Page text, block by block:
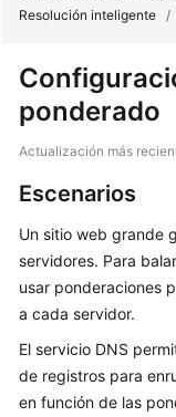
general
del
iniciales
Guía
del
usuario
Zonas
públicas
Resolución inteligente /
ponderado
Actualización más
Escenarios
Un sitio web grande
servidores. Para
usar ponderaciones
a cada servidor.
El servicio DNS
de registros para
en función de las